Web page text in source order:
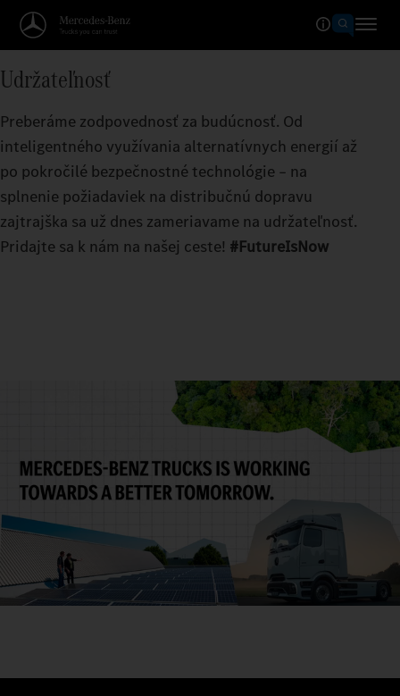
Udržateľnosť
Preberáme zodpovednosť za budúcnosť. Od
inteligentného využívania alternatívnych energií až
po pokročilé bezpečnostné technológie – na
splnenie požiadaviek na distribučnú dopravu
zajtrajška sa už dnes zameriavame na udržateľnosť.
Pridajte sa k nám na našej ceste! #FutureIsNow